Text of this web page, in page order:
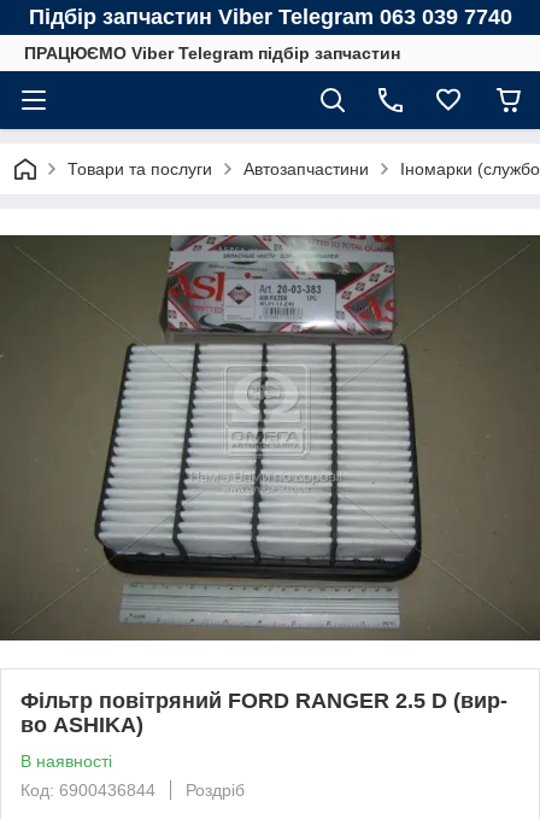
Підбір запчастин Viber Telegram 063 039 7740
ПРАЦЮЄМО Viber Telegram підбір запчастин
Товари та послуги Автозапчастини Іномарки
Фільтр повітряний FORD RANGER 2.5 D (вир-
во ASHIKA)
В наявності
Код: 6900436844
Роздріб